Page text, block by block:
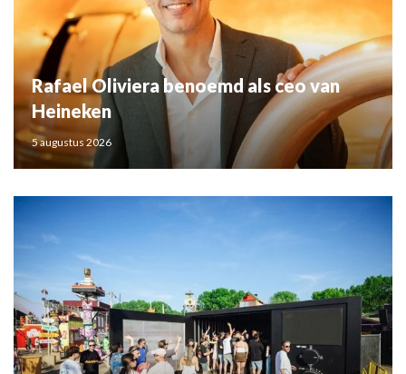
Rafael Oliviera benoemd als ceo van
Heineken
5 augustus 2026